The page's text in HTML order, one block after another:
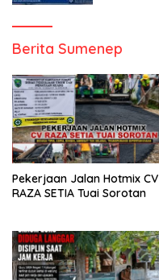
Berita Sumenep
Pekerjaan Jalan Hotmix CV
RAZA SETIA Tuai Sorotan